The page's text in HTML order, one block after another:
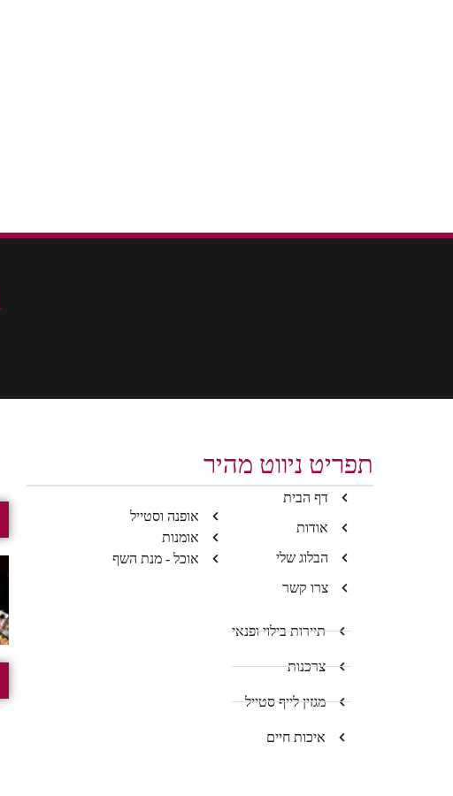
תפריט ניווט מהיר
דף הבית
אודות
הבלוג שלי
צרו קשר
אופנה וסטייל
אומנות
אוכל - מנת השף
תיירות בילוי ופנאי
צרכנות
מגזין לייף סטייל
איכות חיים